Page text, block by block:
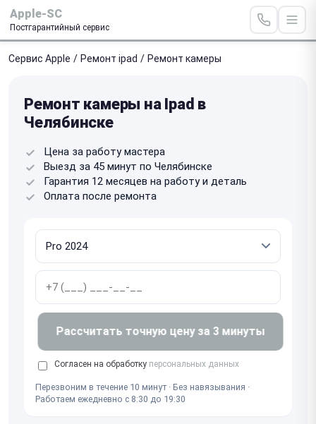
Apple-SC
Постгарантийный сервис
Сервис Apple / Ремонт ipad / Ремонт камеры
Ремонт камеры на Ipad в
Челябинске
Цена за работу мастера
Выезд за 45 минут по Челябинске
Гарантия 12 месяцев на работу и деталь
Оплата после ремонта
Рассчитать точную цену за 3 минуты
Согласен на обработку персональных данных
Перезвоним в течение 10 минут · Без навязывания ·
Работаем ежедневно с 8:30 до 19:30